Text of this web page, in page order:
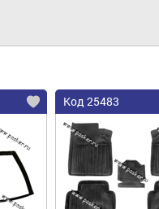
Код 25483